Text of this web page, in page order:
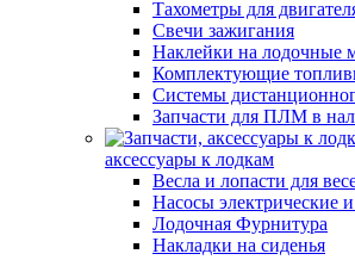
Тахометры для
Свечи зажигания
Наклейки на лодочные
Комплектующие
Системы
Запчасти для ПЛМ в
аксессуары к лодкам
Весла и лопасти для
Насосы электрические
Лодочная Фурнитура
Накладки на сиденья